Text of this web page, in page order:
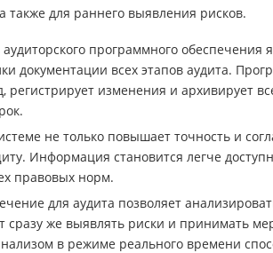
также для раннего выявления рисков.
программного обеспечения
документации всех этапов аудита.
регистрирует изменения и архивирует
не только повышает точность и
Информация становится легче
правовых норм.
для аудита позволяет
сразу же выявлять риски и принимать
в режиме реального времени